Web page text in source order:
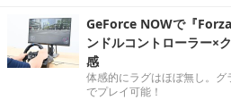
GeForce NOWで『
ンドルコントローラー×
感
体感的にラグはほぼ無し。
でプレイ可能！